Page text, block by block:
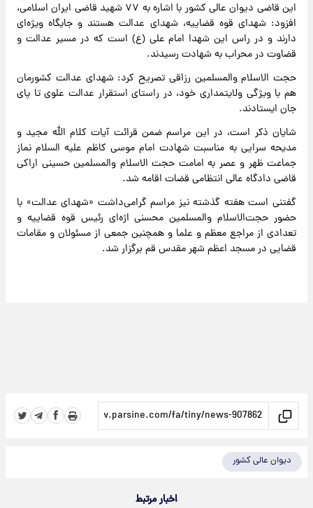
این قاضی دیوان عالی کشور با اشاره به ۷۷ شهید قاضی ایران اسلامی،
افزود: شهدای قوه قضاییه، شهدای عدالت هستند و جایگاه ویژه‌ای
دارند و در راس این شهدا امام علی (ع) است که در مسیر عدالت و
قضاوت در محراب به شهادت رسیدند.
حجت الاسلام والمسلمین رزاقی تصریح کرد: شهدای عدالت کشورمان
هم با ویژگی ولایتمداری خود، در راستای استقرار عدالت علوی تا پای
جان ایستادند.
شایان ذکر است، در این مراسم ضمن قرائت آیات کلام الله مجید و
مدیحه سرایی به مناسبت شهادت امام موسی کاظم علیه السلام نماز
جماعت ظهر و عصر به امامت حجت الاسلام والمسلمین حسینی اراکی
قاضی دادگاه عالی انتظامی قضات اقامه شد.
گفتنی است هفته گذشته نیز مراسم گرامی‌داشت «شهدای عدالت» با
حضور حجت‌الاسلام والمسلمین محسنی اژه‌ای رئیس قوه قضاییه و
تعدادی از مراجع معظم و علما و همچنین جمعی از مسئولان و مقامات
قضایی در مسجد اعظم شهر مقدس قم برگزار شد.
دیوان عالی کشور
اخبار مرتبط